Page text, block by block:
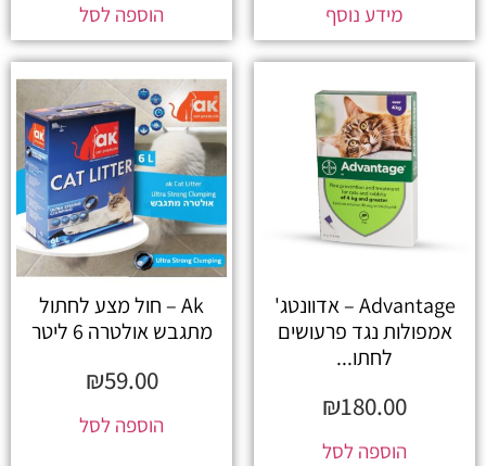
מידע נוסף הוספה לסל
Advantage – אדוונטג'
אמפולות נגד פרעושים
לחתו...
₪180.00
הוספה לסל
Ak – חול מצע לחתול
מתגבש אולטרה 6 ליטר
₪59.00
הוספה לסל